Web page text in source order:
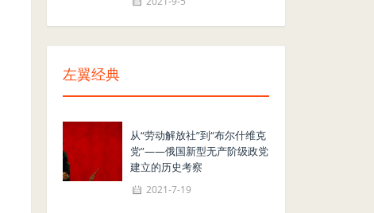
左翼经典
从“劳动解放社”到“布尔什维克
党”——俄国新型无产阶级政党
建立的历史考察
2021-7-19